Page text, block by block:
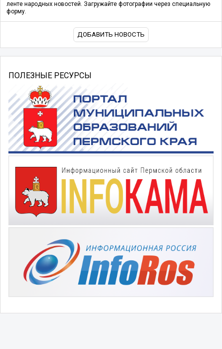
ленте народных новостей. Загружайте фотографии через специальную
форму.
ДОБАВИТЬ НОВОСТЬ
ПОЛЕЗНЫЕ РЕСУРСЫ